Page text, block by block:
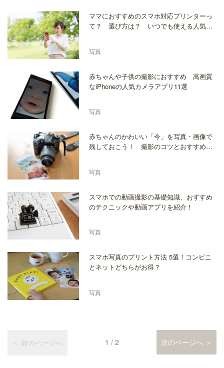
ママにおすすめのスマホ対応プリンターっ
て？ 選び方は？ いつでも使える人気の
写真
赤ちゃんや子供の撮影におすすめ 高画質
なiPhoneの人気カメラアプリ11選
写真
赤ちゃんのかわいい「今」を写真・画像で
残しておこう！ 撮影のコツとおすすめア
写真
スマホでの動画撮影の基礎知識、おすすめ
のテクニックや動画アプリを紹介！
写真
スマホ写真のプリント方法 5選！コンビニ
とネットどちらがお得？
写真
＜ 前のページへ 1 / 2 次のページへ ＞